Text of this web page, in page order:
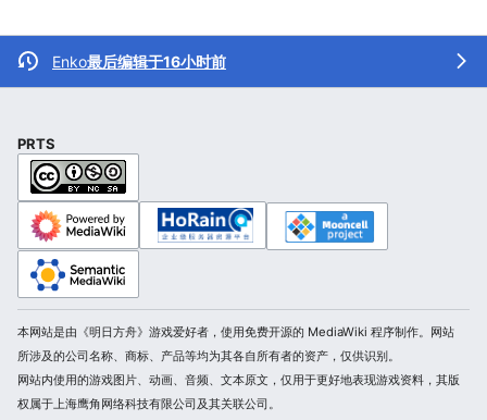
Enko最后编辑于16小时前
PRTS
本网站是由《明日方舟》游戏爱好者，使用免费开源的 MediaWiki 程序制作。网站
所涉及的公司名称、商标、产品等均为其各自所有者的资产，仅供识别。
网站内使用的游戏图片、动画、音频、文本原文，仅用于更好地表现游戏资料，其版
权属于上海鹰角网络科技有限公司及其关联公司。